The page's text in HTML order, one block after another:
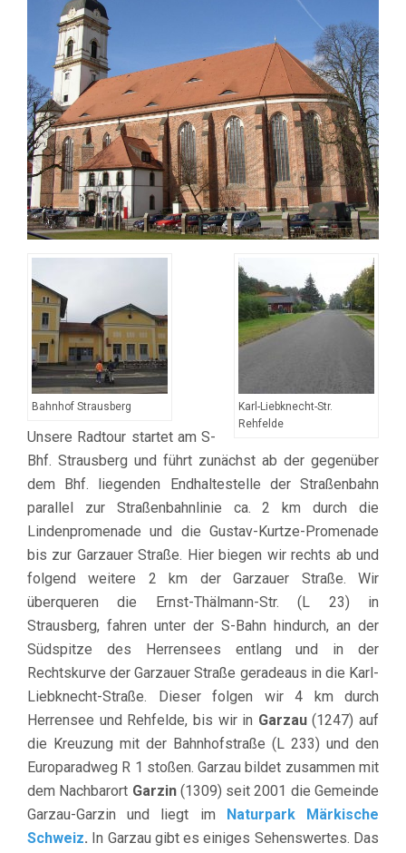
Bahnhof Strausberg
Karl-Liebknecht-Str.
Rehfelde
Unsere Radtour startet am S-
Bhf. Strausberg und führt zunächst ab der gegenüber
dem Bhf. liegenden Endhaltestelle der Straßenbahn
parallel zur Straßenbahnlinie ca. 2 km durch die
Lindenpromenade und die Gustav-Kurtze-Promenade
bis zur Garzauer Straße. Hier biegen wir rechts ab und
folgend weitere 2 km der Garzauer Straße. Wir
überqueren die Ernst-Thälmann-Str. (L 23) in
Strausberg, fahren unter der S-Bahn hindurch, an der
Südspitze des Herrensees entlang und in der
Rechtskurve der Garzauer Straße geradeaus in die Karl-
Liebknecht-Straße. Dieser folgen wir 4 km durch
Herrensee und Rehfelde, bis wir in Garzau(1247) auf
die Kreuzung mit der Bahnhofstraße (L 233) und den
Europaradweg R 1 stoßen. Garzau bildet zusammen mit
dem Nachbarort Garzin(1309) seit 2001 die Gemeinde
Garzau-Garzin und liegt im Naturpark Märkische
Schweiz. In Garzau gibt es einiges Sehenswertes. Das